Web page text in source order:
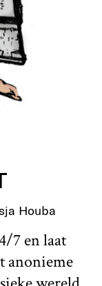
Houba
7 en laat
anonieme